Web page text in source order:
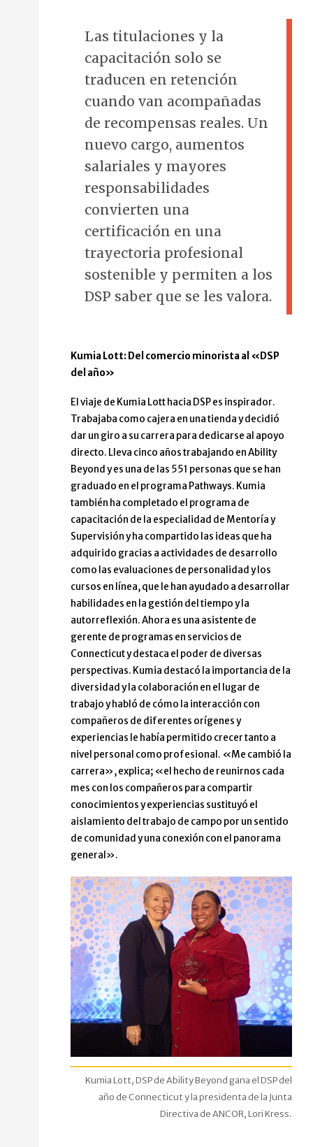
Las titulaciones y la
capacitación solo se
traducen en retención
cuando van acompañadas
de recompensas reales. Un
nuevo cargo, aumentos
salariales y mayores
responsabilidades
convierten una
certificación en una
trayectoria profesional
sostenible y permiten a los
DSP saber que se les valora.
Kumia Lott: Del comercio minorista al «DSP
del año»
El viaje de Kumia Lott hacia DSP es inspirador.
Trabajaba como cajera en una tienda y decidió
dar un giro a su carrera para dedicarse al apoyo
directo. Lleva cinco años trabajando en Ability
Beyond y es una de las 551 personas que se han
graduado en el programa Pathways. Kumia
también ha completado el programa de
capacitación de la especialidad de Mentoría y
Supervisión y ha compartido las ideas que ha
adquirido gracias a actividades de desarrollo
como las evaluaciones de personalidad y los
cursos en línea, que le han ayudado a desarrollar
habilidades en la gestión del tiempo y la
autorreflexión. Ahora es una asistente de
gerente de programas en servicios de
Connecticut y destaca el poder de diversas
perspectivas. Kumia destacó la importancia de la
diversidad y la colaboración en el lugar de
trabajo y habló de cómo la interacción con
compañeros de diferentes orígenes y
experiencias le había permitido crecer tanto a
nivel personal como profesional. «Me cambió la
carrera», explica; «el hecho de reunirnos cada
mes con los compañeros para compartir
conocimientos y experiencias sustituyó el
aislamiento del trabajo de campo por un sentido
de comunidad y una conexión con el panorama
general».
Kumia Lott, DSP de Ability Beyond gana el DSP del
año de Connecticut y la presidenta de la Junta
Directiva de ANCOR, Lori Kress.